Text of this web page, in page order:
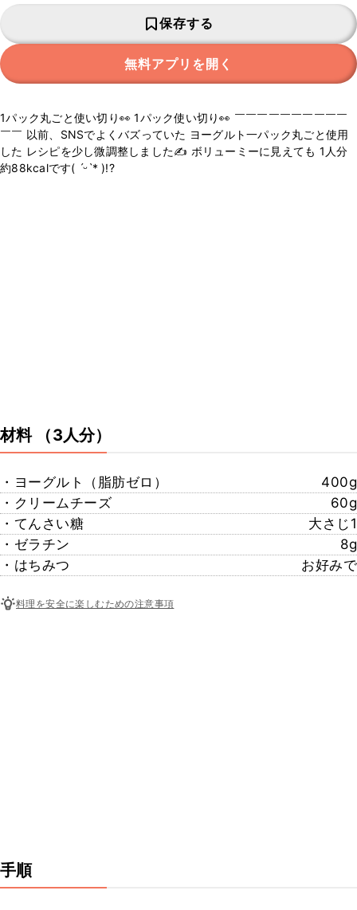
保存する
無料アプリを開く
1パック丸ごと使い切り👀 1パック使い切り👀 ￣￣￣￣￣￣￣￣￣￣
￣￣ 以前、SNSでよくバズっていた ヨーグルト一パック丸ごと使用
した レシピを少し微調整しました✍️ ボリューミーに見えても 1人分
約88kcalです( ˊᵕˋ* )!?
材料 （3人分）
・ヨーグルト（脂肪ゼロ）
400g
・クリームチーズ
60g
・てんさい糖
大さじ1
・ゼラチン
8g
・はちみつ
お好みで
料理を安全に楽しむための注意事項
手順